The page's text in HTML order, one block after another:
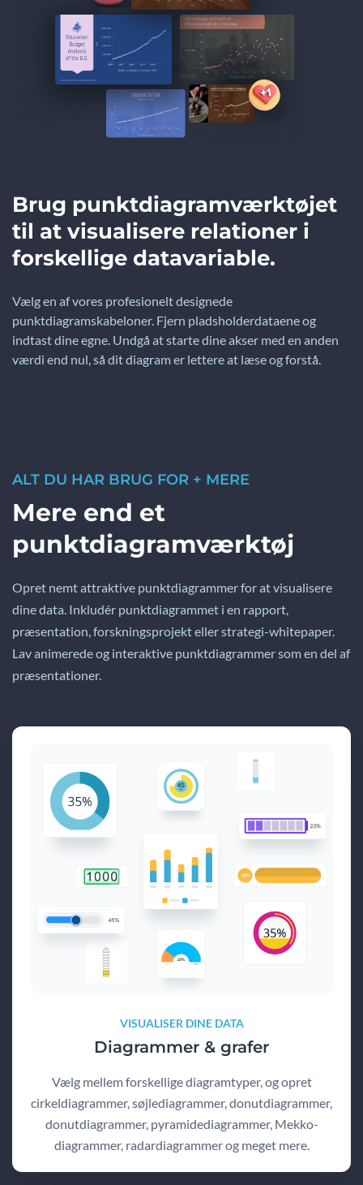
Brug punktdiagramværktøjet
til at visualisere relationer i
forskellige datavariable.
Vælg en af vores profesionelt designede
punktdiagramskabeloner. Fjern pladsholderdataene og
indtast dine egne. Undgå at starte dine akser med en anden
værdi end nul, så dit diagram er lettere at læse og forstå.
ALT DU HAR BRUG FOR + MERE
Mere end et
punktdiagramværktøj
Opret nemt attraktive punktdiagrammer for at visualisere
dine data. Inkludér punktdiagrammet i en rapport,
præsentation, forskningsprojekt eller strategi-whitepaper.
Lav animerede og interaktive punktdiagrammer som en del af
præsentationer.
VISUALISER DINE DATA
Diagrammer & grafer
Vælg mellem forskellige diagramtyper, og opret
cirkeldiagrammer, søjlediagrammer, donutdiagrammer,
donutdiagrammer, pyramidediagrammer, Mekko-
diagrammer, radardiagrammer og meget mere.